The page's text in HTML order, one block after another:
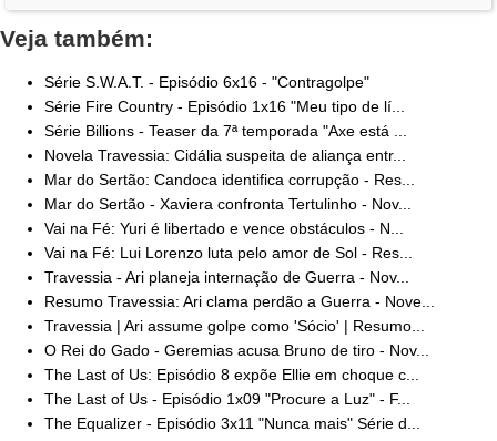
Veja também:
Série S.W.A.T. - Episódio 6x16 - "Contragolpe"
Série Fire Country - Episódio 1x16 "Meu tipo de lí...
Série Billions - Teaser da 7ª temporada "Axe está ...
Novela Travessia: Cidália suspeita de aliança entr...
Mar do Sertão: Candoca identifica corrupção - Res...
Mar do Sertão - Xaviera confronta Tertulinho - Nov...
Vai na Fé: Yuri é libertado e vence obstáculos - N...
Vai na Fé: Lui Lorenzo luta pelo amor de Sol - Res...
Travessia - Ari planeja internação de Guerra - Nov...
Resumo Travessia: Ari clama perdão a Guerra - Nove...
Travessia | Ari assume golpe como 'Sócio' | Resumo...
O Rei do Gado - Geremias acusa Bruno de tiro - Nov...
The Last of Us: Episódio 8 expõe Ellie em choque c...
The Last of Us - Episódio 1x09 "Procure a Luz" - F...
The Equalizer - Episódio 3x11 "Nunca mais" Série d...